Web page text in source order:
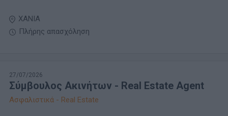
ΧΑΝΙΑ
Πλήρης απασχόληση
27/07/2026
Σύμβουλος Ακινήτων - Real Estate Αgent
Ασφαλιστικά - Real Estate